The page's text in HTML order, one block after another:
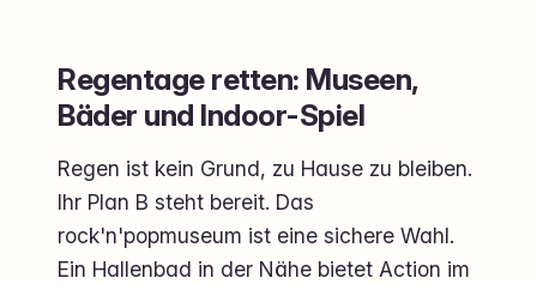
Regentage retten: Museen,
Bäder und Indoor-Spiel
Regen ist kein Grund, zu Hause zu bleiben.
Ihr Plan B steht bereit. Das
rock'n'popmuseum ist eine sichere Wahl.
Ein Hallenbad in der Nähe bietet Action im